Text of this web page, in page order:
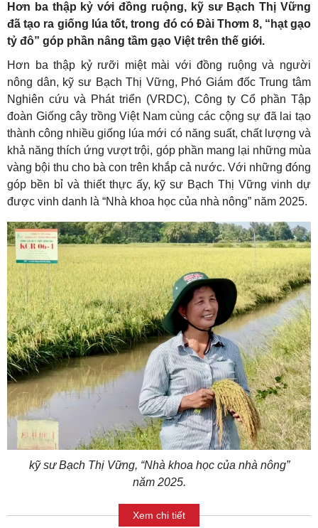
Hơn ba thập kỷ với đồng ruộng, kỹ sư Bạch Thị Vững
đã tạo ra giống lúa tốt, trong đó có Đài Thơm 8, “hạt gạo
tỷ đô” góp phần nâng tầm gạo Việt trên thế giới.
Hơn ba thập kỷ rưỡi miệt mài với đồng ruộng và người
nông dân, kỹ sư Bạch Thị Vững, Phó Giám đốc Trung tâm
Nghiên cứu và Phát triển (VRDC), Công ty Cổ phần Tập
đoàn Giống cây trồng Việt Nam cùng các cộng sự đã lai tạo
thành công nhiều giống lúa mới có năng suất, chất lượng và
khả năng thích ứng vượt trội, góp phần mang lại những mùa
vàng bội thu cho bà con trên khắp cả nước. Với những đóng
góp bền bỉ và thiết thực ấy, kỹ sư Bạch Thị Vững vinh dự
được vinh danh là “Nhà khoa học của nhà nông” năm 2025.
kỹ sư Bạch Thị Vững, “Nhà khoa học của nhà nông”
năm 2025.
Xem chi tiết